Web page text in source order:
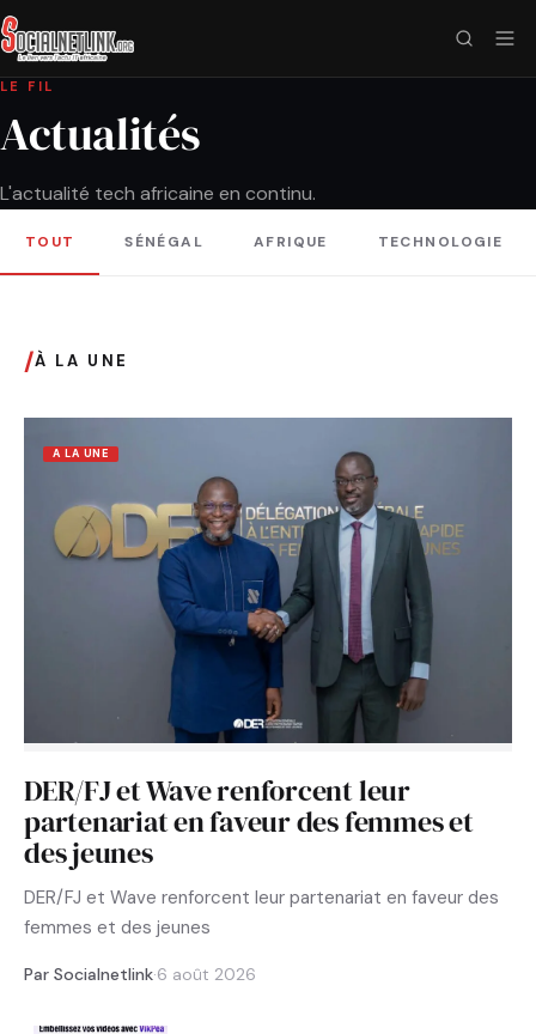
LE FIL
Actualités
L'actualité tech africaine en continu.
TOUT SÉNÉGAL AFRIQUE TECHNOLOGIE
/À LA UNE
A LA UNE
DER/FJ et Wave renforcent leur
partenariat en faveur des femmes et
des jeunes
DER/FJ et Wave renforcent leur partenariat en faveur des
femmes et des jeunes
Par Socialnetlink·6 août 2026